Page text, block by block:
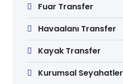
Fuar Transfer
Havaalanı Transfer
Kayak Transfer
Kurumsal Seyahatler